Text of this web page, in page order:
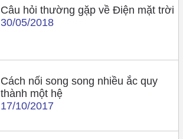
Câu hỏi thường gặp về Điện mặt trời
30/05/2018
Cách nối song song nhiều ắc quy
thành một hệ
17/10/2017